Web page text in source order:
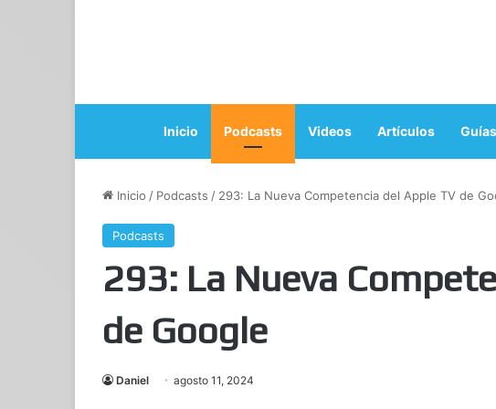
Inicio Podcasts Videos Artículos
Inicio / Podcasts / 293: La Nueva Competencia del Apple TV de
Podcasts
293: La Nueva
de Google
Daniel agosto 11, 2024